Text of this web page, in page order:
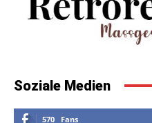
Soziale Medien
570 Fans